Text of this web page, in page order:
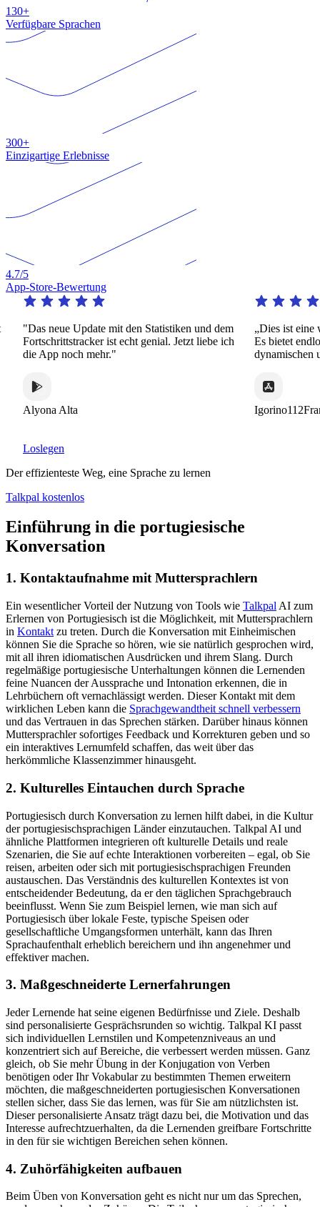
130+
Verfügbare Sprachen
300+
Einzigartige Erlebnisse
4.7/5
App-Store-Bewertung
"Das neue Update mit den Statistiken und dem
Fortschrittstracker ist echt genial. Jetzt liebe ich
die App noch mehr."
Alyona Alta
„Dies ist eine
Es bietet
dynamischen
Igorino112France
Loslegen
Der effizienteste Weg, eine Sprache zu lernen
Talkpal kostenlos
Einführung in die portugiesische
Konversation
1. Kontaktaufnahme mit Muttersprachlern
Ein wesentlicher Vorteil der Nutzung von Tools wie Talkpal AI zum
Erlernen von Portugiesisch ist die Möglichkeit, mit Muttersprachlern
in Kontakt zu treten. Durch die Konversation mit Einheimischen
können Sie die Sprache so hören, wie sie natürlich gesprochen wird,
mit all ihren idiomatischen Ausdrücken und ihrem Slang. Durch
regelmäßige portugiesische Unterhaltungen können die Lernenden
feine Nuancen der Aussprache und Intonation erkennen, die in
Lehrbüchern oft vernachlässigt werden. Dieser Kontakt mit dem
wirklichen Leben kann die Sprachgewandtheit schnell verbessern
und das Vertrauen in das Sprechen stärken. Darüber hinaus können
Muttersprachler sofortiges Feedback und Korrekturen geben und so
ein interaktives Lernumfeld schaffen, das weit über das
herkömmliche Klassenzimmer hinausgeht.
2. Kulturelles Eintauchen durch Sprache
Portugiesisch durch Konversation zu lernen hilft dabei, in die Kultur
der portugiesischsprachigen Länder einzutauchen. Talkpal AI und
ähnliche Plattformen integrieren oft kulturelle Details und reale
Szenarien, die Sie auf echte Interaktionen vorbereiten – egal, ob Sie
reisen, arbeiten oder sich mit portugiesischsprachigen Freunden
austauschen. Das Verständnis des kulturellen Kontextes ist von
entscheidender Bedeutung, da er den täglichen Sprachgebrauch
beeinflusst. Wenn Sie zum Beispiel lernen, wie man sich auf
Portugiesisch über lokale Feste, typische Speisen oder
gesellschaftliche Umgangsformen unterhält, kann das Ihren
Sprachaufenthalt erheblich bereichern und ihn angenehmer und
effektiver machen.
3. Maßgeschneiderte Lernerfahrungen
Jeder Lernende hat seine eigenen Bedürfnisse und Ziele. Deshalb
sind personalisierte Gesprächsrunden so wichtig. Talkpal KI passt
sich individuellen Lernstilen und Kompetenzniveaus an und
konzentriert sich auf Bereiche, die verbessert werden müssen. Ganz
gleich, ob Sie mehr Übung in der Konjugation von Verben
benötigen oder Ihr Vokabular zu bestimmten Themen erweitern
möchten, die maßgeschneiderten portugiesischen Konversationen
stellen sicher, dass Sie das lernen, was für Sie am nützlichsten ist.
Dieser personalisierte Ansatz trägt dazu bei, die Motivation und das
Interesse aufrechtzuerhalten, da die Lernenden greifbare Fortschritte
in den für sie wichtigen Bereichen sehen können.
4. Zuhörfähigkeiten aufbauen
Beim Üben von Konversation geht es nicht nur um das Sprechen,